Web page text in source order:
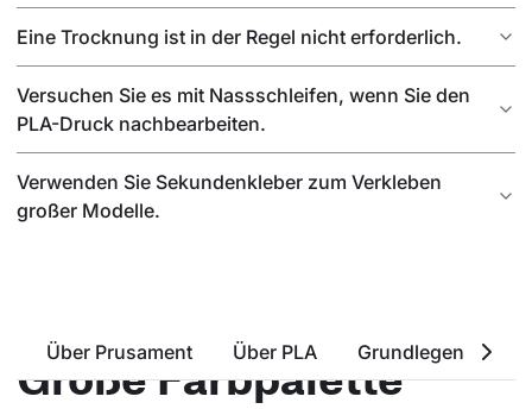
Über Prusament Über PLA Grundlegende
Eine Trocknung ist in der Regel nicht erforderlich.
Versuchen Sie es mit Nassschleifen, wenn Sie den
PLA-Druck nachbearbeiten.
Verwenden Sie Sekundenkleber zum Verkleben
großer Modelle.
Große Farbpalette